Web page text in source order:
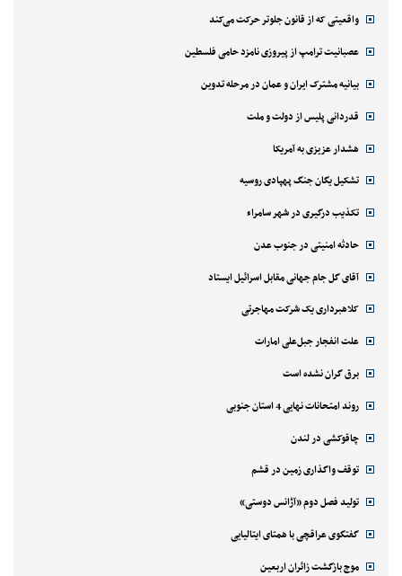
واقعیتی که از قانون جلوتر حرکت می‌کند
عصبانیت ترامپ از پیروزی نامزد حامی فلسطین
بیانیه مشترک ایران و عمان در مرحله تدوین
قدردانی پلیس از دولت و ملت
هشدار عزیزی به آمریکا
تشکیل یگان جنگ پهپادی روسیه
تکذیب درگیری در شهر سامراء
حادثه امنیتی در جنوب عدن
آقای گل جام جهانی مقابل اسرائیل ایستاد
کلاهبرداری یک شرکت مهاجرتی
علت انفجار جبل‌علی امارات
برق گران نشده است
روند امتحانات نهایی 4 استان جنوبی
چاقوکشی در لندن
توقف واگذاری زمین در قشم
تولید فصل دوم «آژانس دوستی»
گفتگوی عراقچی با همتای ایتالیایی
موج بازگشت زائران اربعین